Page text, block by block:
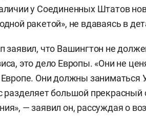
у Соединенных Штатов
ракетой», не вдаваясь в
заявил, что Вашингтон не
это дело Европы. «Они не
Они должны
разделяет большой
— заявил он, рассуждая о